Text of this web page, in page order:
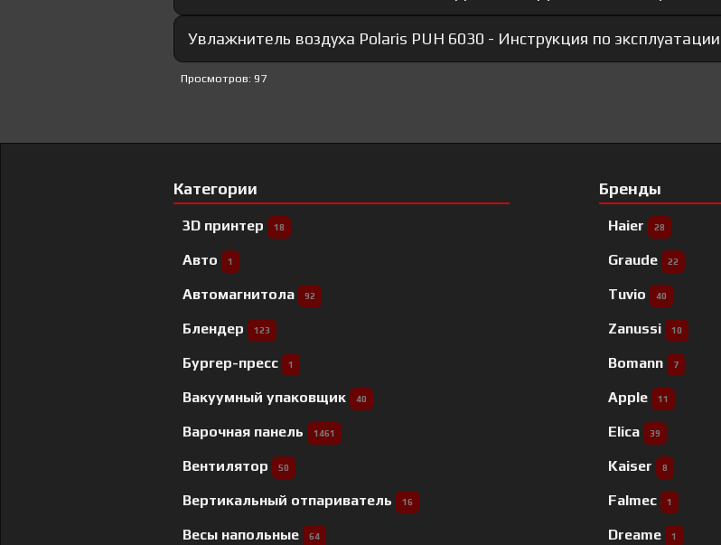
Увлажнитель воздуха Polaris PUH 6030 - Инструкция по эксплуатации
Просмотров: 97
Категории
3D принтер 18
Авто 1
Автомагнитола 92
Блендер 123
Бургер-пресс 1
Вакуумный упаковщик 40
Варочная панель 1461
Вентилятор 50
Вертикальный отпариватель 16
Весы напольные 64
Бренды
Haier 28
Graude 22
Tuvio 40
Zanussi 10
Bomann 7
Apple 11
Elica 39
Kaiser 8
Falmec 1
Dreame 1